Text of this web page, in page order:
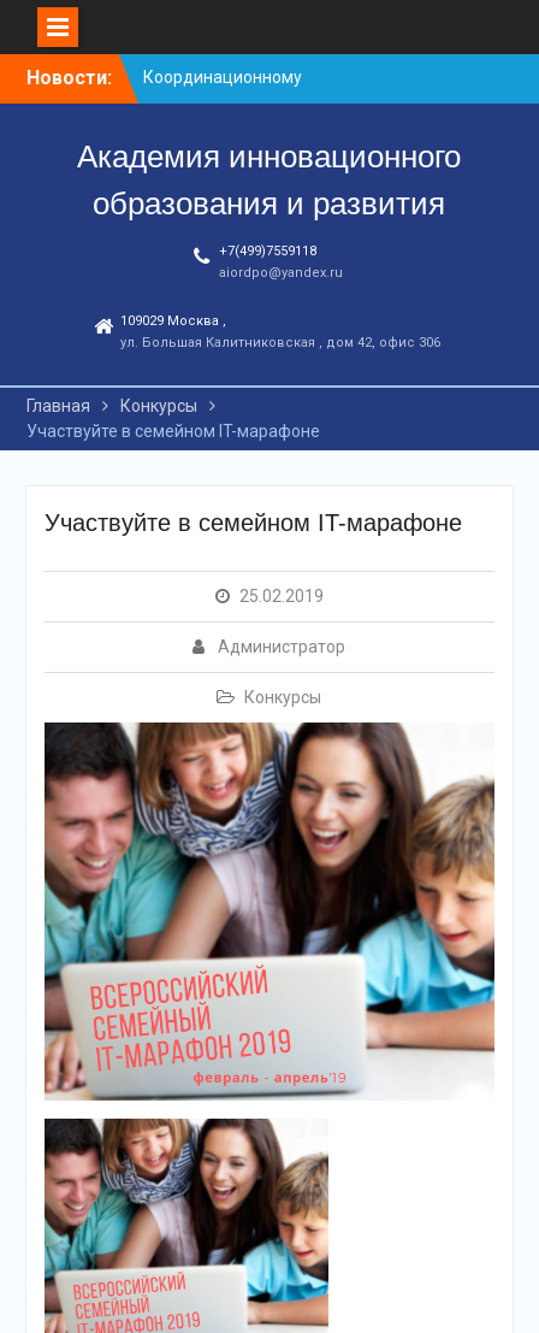
Новости:
Координационному
центру-25 лет!
группа
С юбилеем КЦ!
Академия инновационного
образования и развития
+7(499)7559118
aiordpo@yandex.ru
109029 Москва ,
ул. Большая Калитниковская , дом 42, офис 306
Главная
Конкурсы
Участвуйте в семейном IT-марафоне
Участвуйте в семейном IT-марафоне
25.02.2019
Администратор
Конкурсы